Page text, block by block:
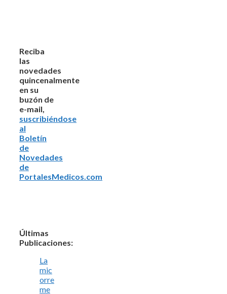
Reciba
las
novedades
quincenalmente
en su
buzón de
e-mail,
suscribiéndose
al
Boletín
de
Novedades
de
PortalesMedicos.com
Últimas
Publicaciones:
La
mic
orre
me